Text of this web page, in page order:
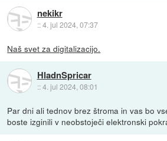
nekikr
::4. jul 2024, 07:37
Naš svet za digitalizacijo.
HladnSpricar
::4. jul 2024, 08:01
Par dni ali tednov brez štroma in vas bo
boste izginili v neobstoječi elektronski